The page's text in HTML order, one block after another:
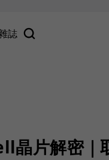
誌
晶片解密｜